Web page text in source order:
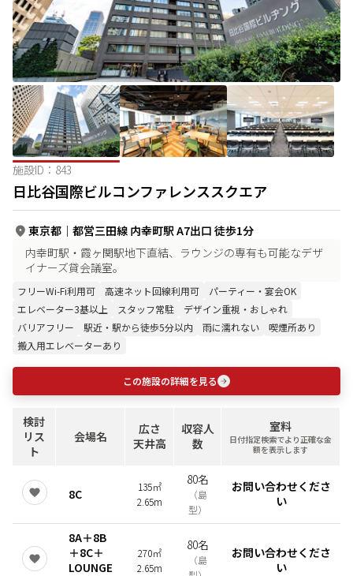
施設ID： 843
日比谷国際ビルコンファレンススクエア
東京都 ｜ 都営三田線 内幸町駅 A7出口 徒歩1分
内幸町駅・霞ヶ関駅地下直結、ラウンジの専有も可能なデザ
イナーズ貸会議室。
フリーWi-Fi利用可 高速ネット回線利用可
パーティー・宴会OK
エレベーター3基以上
スタッフ常駐
デザイン重視・おしゃれ
バリアフリー
駅近・駅から徒歩5分以内 雨に濡れない
喫煙所あり
搬入用エレベーターあり
この施設の詳細を見る
検討
リス
ト
会場名
広さ
天井高
収容人
数
室料
日付指定検索でより正確な金
額を表示します
8C
135㎡
2.65m
80名
（島
型）
お問い合わせくださ
い
8A＋8B
＋8C＋
LOUNGE
270㎡
2.65m
80名
（島
お問い合わせくださ
い